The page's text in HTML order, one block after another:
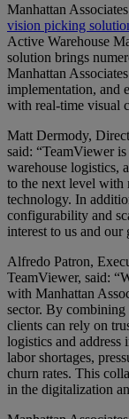
Manhattan
vision picking
Active Warehouse
solution brings
Manhattan
implementation, and
with real-time visual
Matt Dermody,
said: “TeamViewer
warehouse logistics,
to the next level with
technology. In
configurability and
interest to us and our
Alfredo Patron,
TeamViewer, said:
with Manhattan
sector. By combining
clients can rely on
logistics and address
labor shortages,
churn rates. This
in the digitalization